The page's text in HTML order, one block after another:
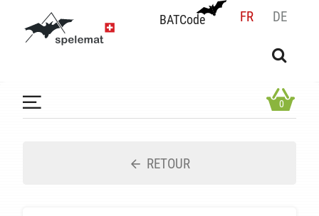
BATCode FR DE
BATCode
OK
0
RETOUR